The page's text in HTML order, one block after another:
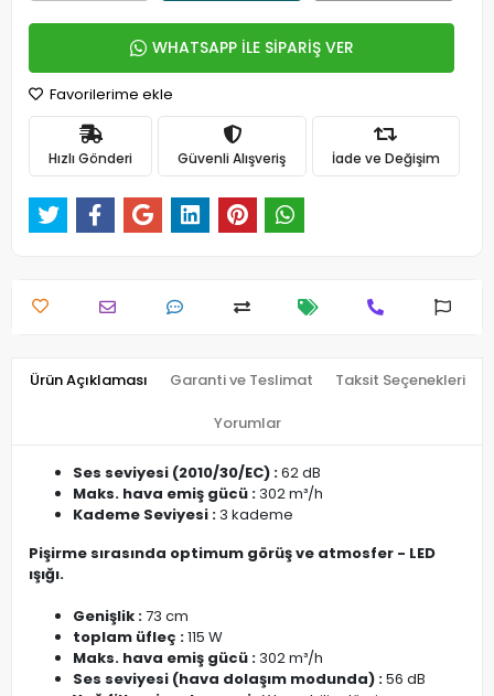
WHATSAPP İLE SİPARİŞ VER
Favorilerime ekle
Hızlı Gönderi Güvenli Alışveriş İade ve Değişim
Ürün Açıklaması Garanti ve Teslimat Taksit Seçenekleri
Yorumlar
Ses seviyesi (2010/30/EC) :62 dB
Maks. hava emiş gücü :302 m³/h
Kademe Seviyesi :3 kademe
Pişirme sırasında optimum görüş ve atmosfer - LED
ışığı.
Genişlik :73 cm
toplam üfleç :115 W
Maks. hava emiş gücü :302 m³/h
Ses seviyesi (hava dolaşım modunda) :56 dB